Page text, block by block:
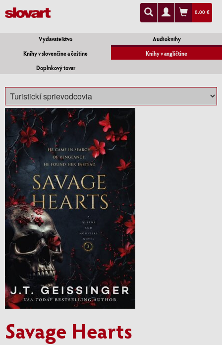
0.00 €
Vydavateľstvo
Audioknihy
Knihy v slovenčine a češtine
Knihy v angličtine
Doplnkový tovar
Savage Hearts